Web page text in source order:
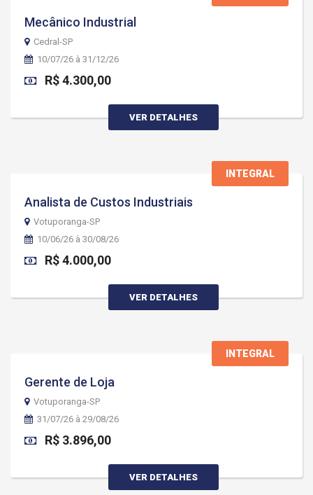
Mecânico Industrial
Cedral-SP
10/07/26 à 31/12/26
R$ 4.300,00
VER DETALHES
INTEGRAL
Analista de Custos Industriais
Votuporanga-SP
10/06/26 à 30/08/26
R$ 4.000,00
VER DETALHES
INTEGRAL
Gerente de Loja
Votuporanga-SP
31/07/26 à 29/08/26
R$ 3.896,00
VER DETALHES